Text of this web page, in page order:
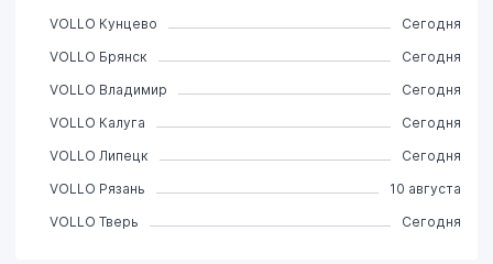
VOLLO Кунцево
Сегодня
VOLLO Брянск
Сегодня
VOLLO Владимир
Сегодня
VOLLO Калуга
Сегодня
VOLLO Липецк
Сегодня
VOLLO Рязань
10 августа
VOLLO Тверь
Сегодня